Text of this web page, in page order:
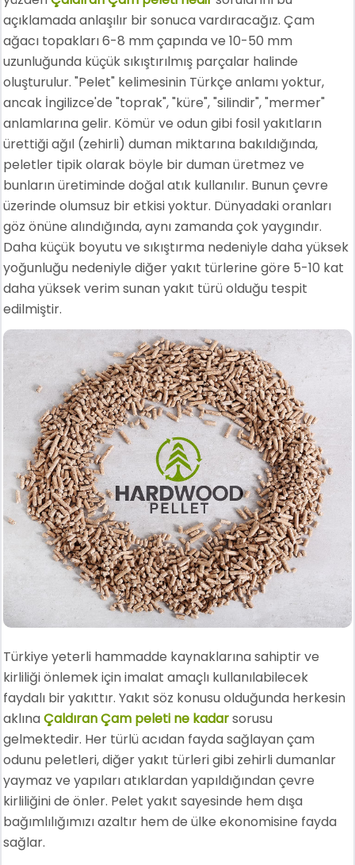
açıklamada anlaşılır bir sonuca vardıracağız. Çam
ağacı topakları 6-8 mm çapında ve 10-50 mm
uzunluğunda küçük sıkıştırılmış parçalar halinde
oluşturulur. "Pelet" kelimesinin Türkçe anlamı yoktur,
ancak İngilizce'de "toprak", "küre", "silindir", "mermer"
anlamlarına gelir. Kömür ve odun gibi fosil yakıtların
ürettiği ağıl (zehirli) duman miktarına bakıldığında,
peletler tipik olarak böyle bir duman üretmez ve
bunların üretiminde doğal atık kullanılır. Bunun çevre
üzerinde olumsuz bir etkisi yoktur. Dünyadaki oranları
göz önüne alındığında, aynı zamanda çok yaygındır.
Daha küçük boyutu ve sıkıştırma nedeniyle daha yüksek
yoğunluğu nedeniyle diğer yakıt türlerine göre 5-10 kat
daha yüksek verim sunan yakıt türü olduğu tespit
edilmiştir.
Türkiye yeterli hammadde kaynaklarına sahiptir ve
kirliliği önlemek için imalat amaçlı kullanılabilecek
faydalı bir yakıttır. Yakıt söz konusu olduğunda herkesin
aklınaÇaldıran Çam peleti ne kadarsorusu
gelmektedir. Her türlü acıdan fayda sağlayan çam
odunu peletleri, diğer yakıt türleri gibi zehirli dumanlar
yaymaz ve yapıları atıklardan yapıldığından çevre
kirliliğini de önler. Pelet yakıt sayesinde hem dışa
bağımlılığımızı azaltır hem de ülke ekonomisine fayda
sağlar.